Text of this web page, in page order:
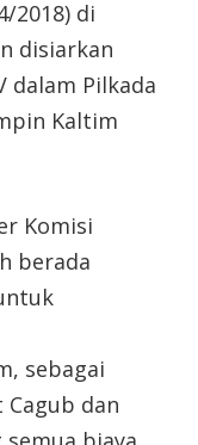
2018) di
disiarkan
dalam Pilkada
Kaltim
Komisi
berada
sebagai
dan